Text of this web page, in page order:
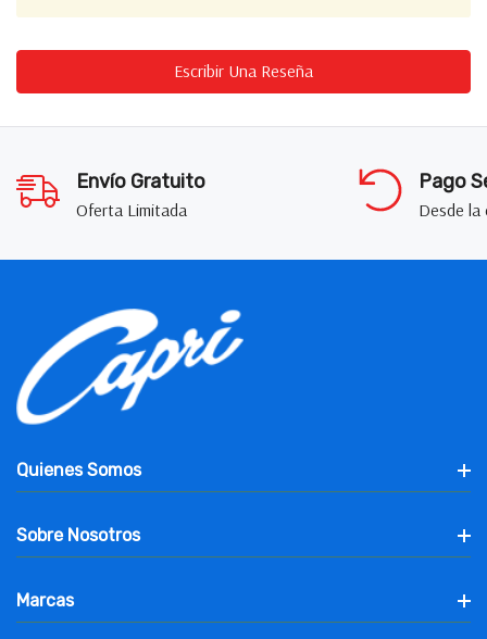
Escribir Una Reseña
Envío Gratuito
Oferta Limitada
Pago
Desde la
Quienes Somos
Sobre Nosotros
Marcas